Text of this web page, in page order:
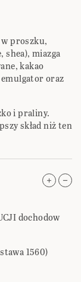
w proszku,
shea), miazga
kakao
oraz
i praliny.
skład niż ten
dochodow
1560)